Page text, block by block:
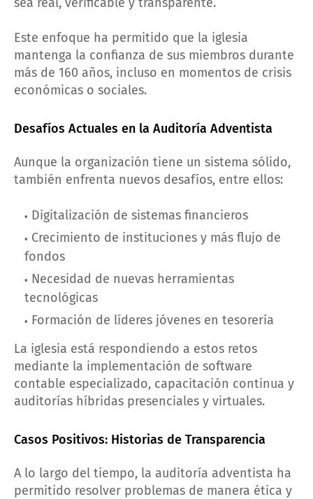
Este enfoque ha permitido que la iglesia
mantenga la confianza de sus miembros durante
más de 160 años, incluso en momentos de crisis
económicas o sociales.
Desafíos Actuales en la Auditoría Adventista
Aunque la organización tiene un sistema sólido,
también enfrenta nuevos desafíos, entre ellos:
Digitalización de sistemas financieros
Crecimiento de instituciones y más flujo de
fondos
Necesidad de nuevas herramientas
tecnológicas
Formación de líderes jóvenes en tesorería
La iglesia está respondiendo a estos retos
mediante la implementación de software
contable especializado, capacitación continua y
auditorías híbridas presenciales y virtuales.
Casos Positivos: Historias de Transparencia
A lo largo del tiempo, la auditoría adventista ha
permitido resolver problemas de manera ética y